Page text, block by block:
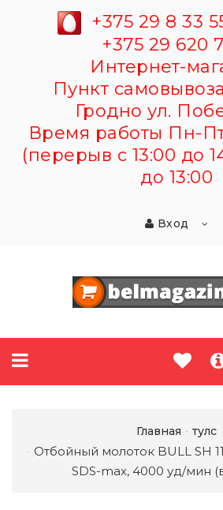
+375 29 8
+375 29 620
Интернет-
Пункт
Гродно ул.
Время работы Пн-Пт
(перерыв с 13:00 до
до 13:00
Вход
Главная тулс
Отбойный молоток BULL SH
SDS-max, 4000 уд/мин